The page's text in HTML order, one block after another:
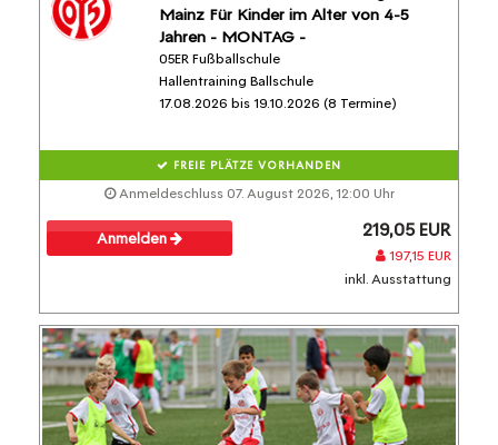
Mainz Für Kinder im Alter von 4-5
Jahren - MONTAG -
05ER Fußballschule
Hallentraining Ballschule
17.08.2026 bis 19.10.2026 (8 Termine)
FREIE PLÄTZE VORHANDEN
Anmeldeschluss 07. August 2026, 12:00 Uhr
Anmelden 219,05 EUR
197,15 EUR
inkl. Ausstattung